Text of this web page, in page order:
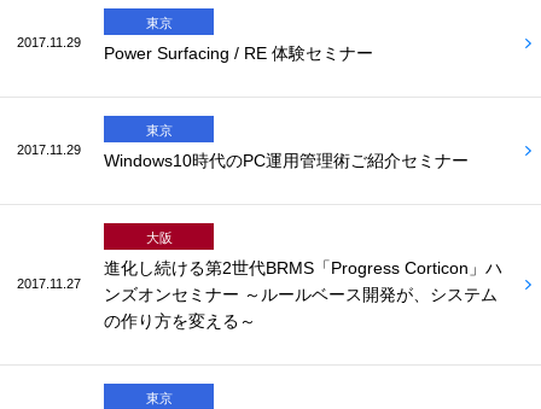
2017.11.29
東京
Power Surfacing / RE 体験セミナー
2017.11.29
東京
Windows10時代のPC運用管理術ご紹介セミナー
2017.11.27
大阪
進化し続ける第2世代BRMS「Progress Corticon」ハ
ンズオンセミナー ～ルールベース開発が、システム
の作り方を変える～
東京